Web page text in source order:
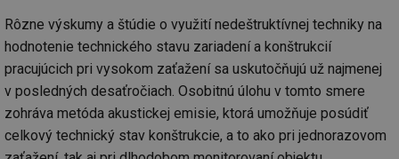
Rôzne výskumy a štúdie o využití nedeštruktívnej techniky na
hodnotenie technického stavu zariadení a konštrukcií
pracujúcich pri vysokom zaťažení sa uskutočňujú už najmenej
v posledných desaťročiach. Osobitnú úlohu v tomto smere
zohráva metóda akustickej emisie, ktorá umožňuje posúdiť
celkový technický stav konštrukcie, a to ako pri jednorazovom